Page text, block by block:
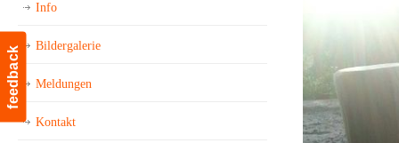
feedback
Info
Bildergalerie
Meldungen
Kontakt